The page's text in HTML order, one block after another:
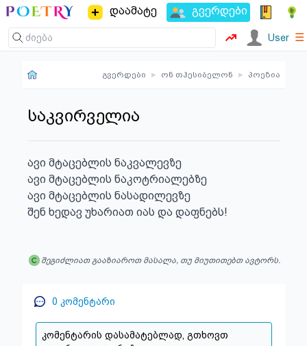
დაამატე გვერდები
User ☰
გვერდები ▸ ონ თჰესიბელონ ▸ პოეზია
საკვირველია
ავი მტაცებლის ნაკვალევზე
ავი მტაცებლის ნაკოტრიალებზე
ავი მტაცებლის ნასადილევზე
შენ ხედავ უხარიათ იას და დაფნებს!
შეგიძლიათ გააზიაროთ მასალა, თუ მიუთითებთ ავტორს.
0 კომენტარი